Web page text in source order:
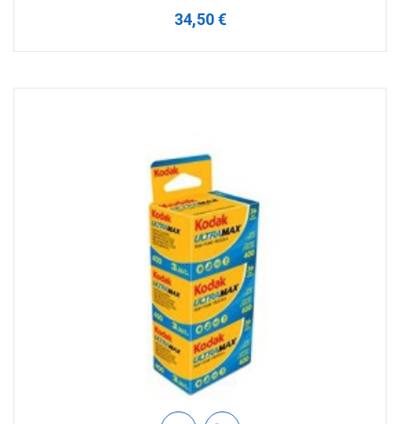
34,50 €